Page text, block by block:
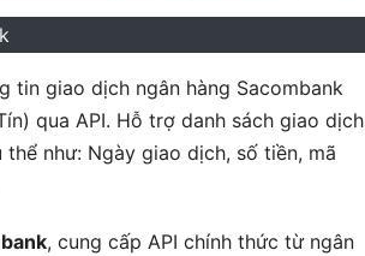
tin giao dịch ngân hàng Sacombank
qua API. Hỗ trợ danh sách giao dịch
như: Ngày giao dịch, số tiền, mã
, cung cấp API chính thức từ ngân